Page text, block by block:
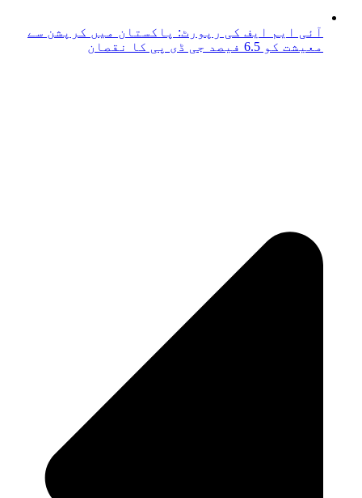
آئی ایم ایف کی رپورٹ: پاکستان میں کرپشن سے
معیشت کو 6.5 فیصد جی ڈی پی کا نقصان